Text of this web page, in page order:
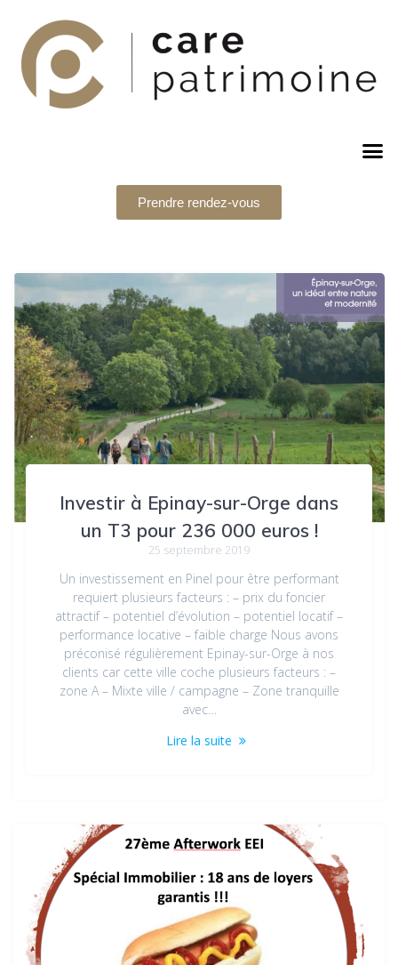
Prendre rendez-vous
Investir à Epinay-sur-Orge dans
un T3 pour 236 000 euros !
25 septembre 2019
Un investissement en Pinel pour être performant
requiert plusieurs facteurs : – prix du foncier
attractif – potentiel d’évolution – potentiel locatif –
performance locative – faible charge Nous avons
préconisé régulièrement Epinay-sur-Orge à nos
clients car cette ville coche plusieurs facteurs : –
zone A – Mixte ville / campagne – Zone tranquille
avec…
Lire la suite